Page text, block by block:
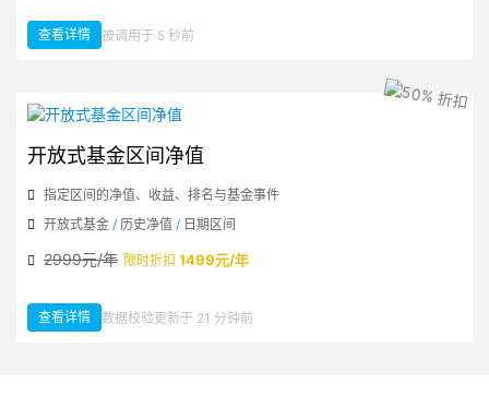
查看详情：场内基金业绩排行
被调用于 5 秒前
开放式基金区间净值
指定区间的净值、收益、排名与基金事件
开放式基金 / 历史净值 / 日期区间
2999元/年 限时折扣 1499元/年
查看详情：开放式基金区间净值
数据校验更新于 21 分钟前